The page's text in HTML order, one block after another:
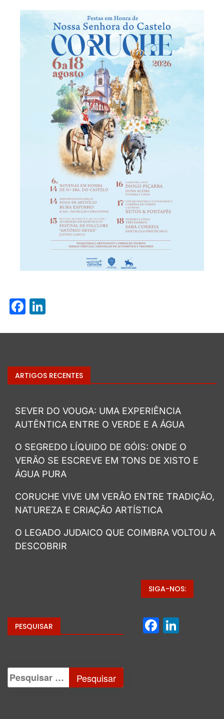
Facebook
ARTIGOS RECENTES
SEVER DO VOUGA: UMA EXPERIÊNCIA
AUTÊNTICA ENTRE O VERDE E A ÁGUA
O SEGREDO LÍQUIDO DE GÓIS: ONDE O
VERÃO SE ESCREVE EM TONS DE XISTO E
ÁGUA PURA
CORUCHE VIVE UM VERÃO ENTRE TRADIÇÃO,
NATUREZA E CRIAÇÃO ARTÍSTICA
O LEGADO JUDAICO QUE COIMBRA VOLTOU A
DESCOBRIR
PESQUISAR
SIGA-NOS: